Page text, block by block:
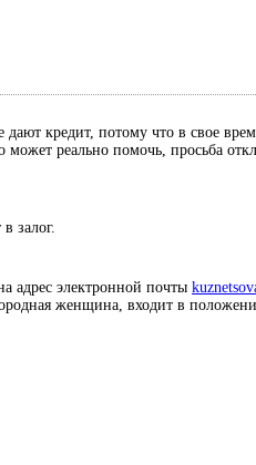
кредит, потому что в свое
реально помочь, просьба
залог.
адрес электронной почты
женщина, входит в